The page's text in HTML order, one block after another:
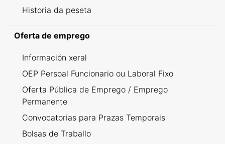
Historia da peseta
Oferta de emprego
Información xeral
OEP Persoal Funcionario ou Laboral Fixo
Oferta Pública de Emprego / Emprego
Permanente
Convocatorias para Prazas Temporais
Bolsas de Traballo